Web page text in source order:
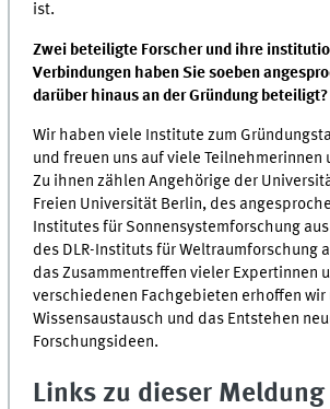
ist.
Zwei beteiligte Forscher und ihre
Verbindungen haben Sie soeben
darüber hinaus an der Gründung beteiligt?
Wir haben viele Institute zum
und freuen uns auf viele Teilnehmerinnen
Zu ihnen zählen Angehörige der
Freien Universität Berlin, des
Institutes für Sonnensystemforschung
des DLR-Instituts für Weltraumforschung
das Zusammentreffen vieler Expertinnen
verschiedenen Fachgebieten erhoffen wir
Wissensaustausch und das Entstehen
Forschungsideen.
Links zu dieser Meldung